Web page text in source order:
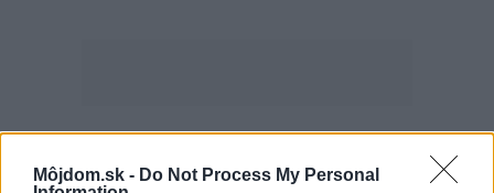
Môjdom.sk - Do Not Process My Personal
Najčítanejšie Za týždeň Za mesiac